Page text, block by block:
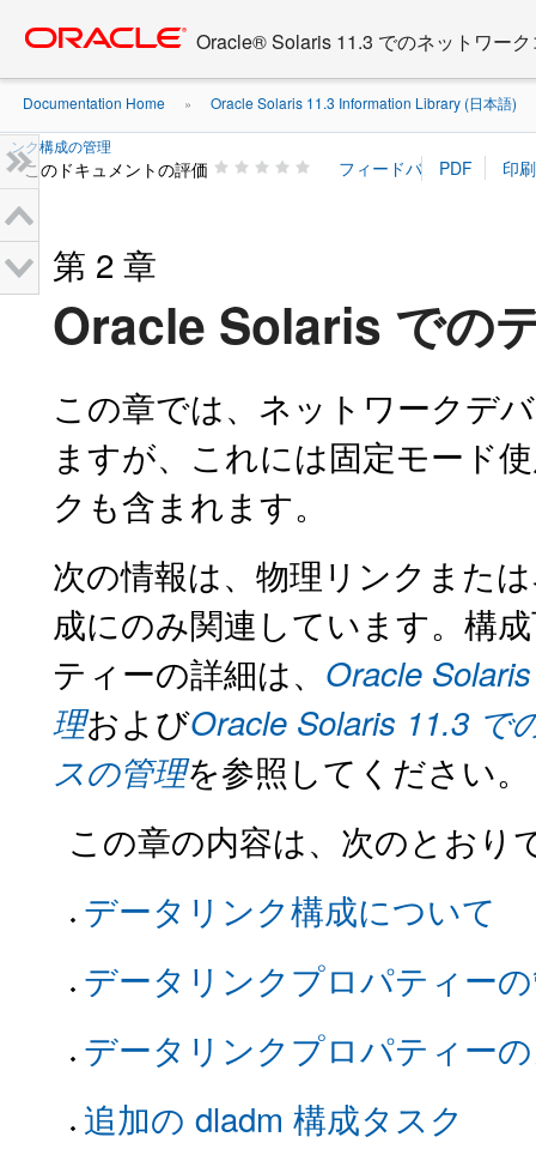
content
Oracle® Solaris 11.3 でのネットワー
Documentation Home » Oracle Solaris 11.3 Information Library (日本語)
ンク構成の管理
このドキュメントの評価
第 2 章
Oracle Solaris での
この章では、ネットワークデ
ますが、これには固定モード
クも含まれます。
次の情報は、物理リンクまた
成にのみ関連しています。構
ティーの詳細は、 Oracle
理およびOracle Solaris 11.3 で
スの管理を参照してください。
この章の内容は、次のとおり
データリンク構成について
データリンクプロパティー
データリンクプロパティー
追加の dladm 構成タスク